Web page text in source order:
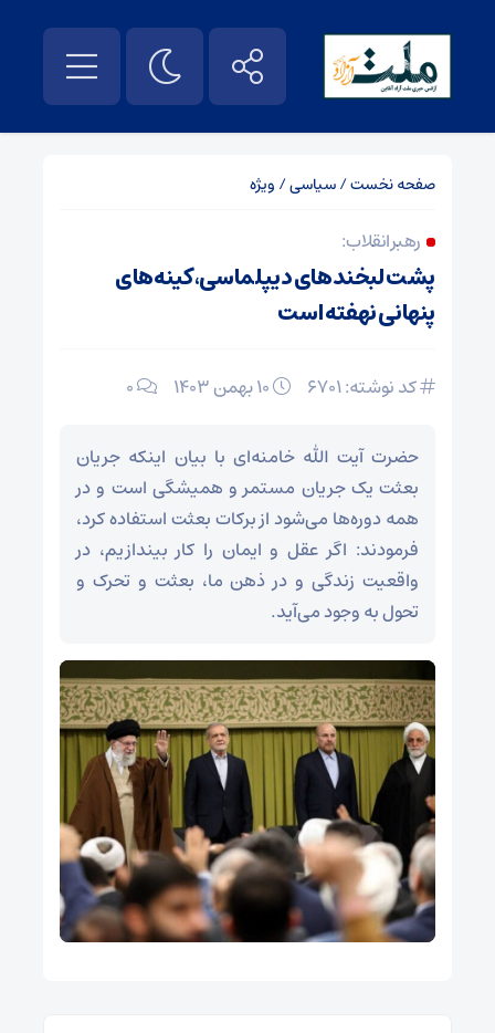
صفحه نخست/سیاسی/ ویژه
رهبر انقلاب:
پشت لبخندهای دیپلماسی، کینه‌های
پنهانی نهفته است
کد نوشته: 6701 0
حضرت آیت الله خامنه‌ای با بیان اینکه جریان
بعثت یک جریان مستمر و همیشگی است و در
همه دوره‌ها می‌شود از برکات بعثت استفاده کرد،
فرمودند: اگر عقل و ایمان را کار بیندازیم، در
واقعیت زندگی و در ذهن ما، بعثت و تحرک و
تحول به وجود می‌آید.